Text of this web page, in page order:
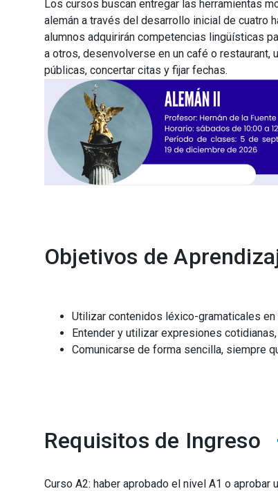
Los cursos buscan entregar las herramientas
alemán a través del desarrollo inicial de cuatro
alumnos adquirirán competencias lingüísticas
a otros, desenvolverse en un café o
públicas, concertar citas y fijar fechas.
Objetivos de
Utilizar contenidos léxico-gramaticales en
Entender y utilizar expresiones
Comunicarse de forma sencilla, siempre
Requisitos de Ingreso
Curso A2: haber aprobado el nivel A1 o